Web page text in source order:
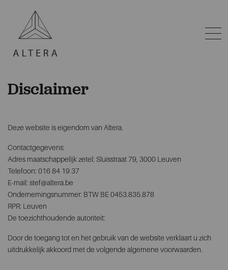
Disclaimer
Deze website is eigendom van Altera.
Contactgegevens:
Adres maatschappelijk zetel: Sluisstraat 79, 3000 Leuven
Telefoon: 016 84 19 37
E-mail: stef@altera.be
Ondernemingsnummer: BTW BE 0453.835.878
RPR: Leuven
De toezichthoudende autoriteit:
Door de toegang tot en het gebruik van de website verklaart u zich
uitdrukkelijk akkoord met de volgende algemene voorwaarden.